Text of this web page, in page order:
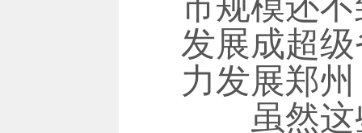
发展成超
力发展郑
虽然这些